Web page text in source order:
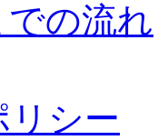
の流れ
リシー